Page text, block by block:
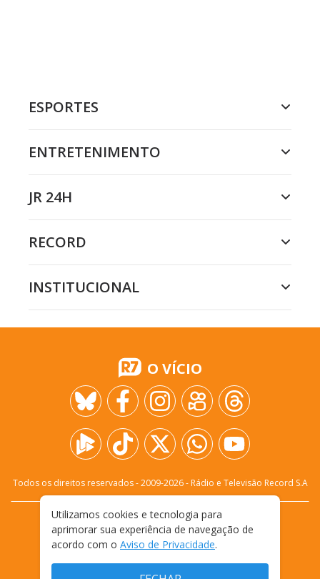
ESPORTES
ENTRETENIMENTO
JR 24H
RECORD
INSTITUCIONAL
O VÍCIO
Todos os direitos reservados - 2009-2026- Rádio e Televisão Record S.A
FALE CONOSCO
PRIVACIDADE
TERMOS E CONDIÇÕES DE USO
Utilizamos cookies e tecnologia para
aprimorar sua experiência de navegação de
acordo com o Aviso de Privacidade.